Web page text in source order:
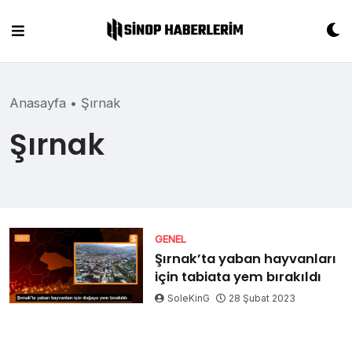
content
Anasayfa • Şırnak
Şırnak
GENEL
Şırnak’ta yaban hayvanları
için tabiata yem bırakıldı
SoleKinG 28 Şubat 2023